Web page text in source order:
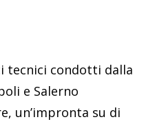
tecnici condotti dalla
e Salerno
un’impronta su di